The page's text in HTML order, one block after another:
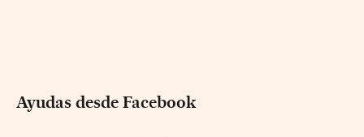
Ayudas desde Facebook